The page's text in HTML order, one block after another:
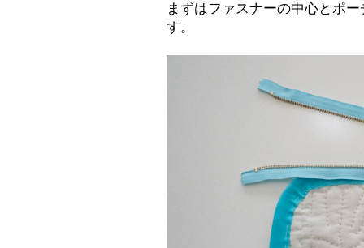
まずはファスナーの中心とポ
す。